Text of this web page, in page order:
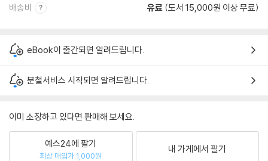
배송비 유료 (도서 15,000원 이상 무료)
eBook이 출간되면 알려드립니다.
분철서비스 시작되면 알려드립니다.
이미 소장하고 있다면 판매해 보세요.
예스24에 팔기
최상 매입가 1,000원
내 가게에서 팔기